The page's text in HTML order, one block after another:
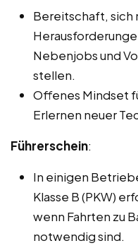
Bereitschaft, sich
Nebenjobs und
stellen.
Offenes Mindset
Erlernen neuer
Führerschein:
In einigen
Klasse B (PKW)
wenn Fahrten zu
notwendig sind.